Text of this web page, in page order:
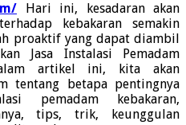
Hari ini, kesadaran akan
kebakaran semakin
proaktif yang dapat diambil
Jasa Instalasi Pemadam
artikel ini, kita akan
tentang betapa pentingnya
pemadam kebakaran,
tips, trik, keunggulan